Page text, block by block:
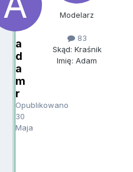
a
d
a
m
r
Opublikowano
30
Maja
Modelarz
83
Skąd: Kraśnik
Imię: Adam